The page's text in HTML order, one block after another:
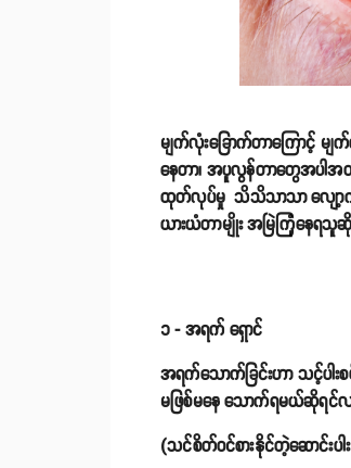
မျက်လုံးခြောက်တာကြောင့် မ
နေတာ၊ အပူလွန်တာတွေအပါအ
ထုတ်လုပ်မှု သိသိသာသာ လျော့ကျ
ယားယံတာမျိုး အမြဲကြုံနေရ
၁ - အရက် ရှောင်
အရက်သောက်ခြင်းဟာ သင့်ပါ
မဖြစ်မနေ သောက်ရမယ်ဆိုရင်
(သင်စိတ်ဝင်စားနိုင်တဲ့ဆောင်းပါ